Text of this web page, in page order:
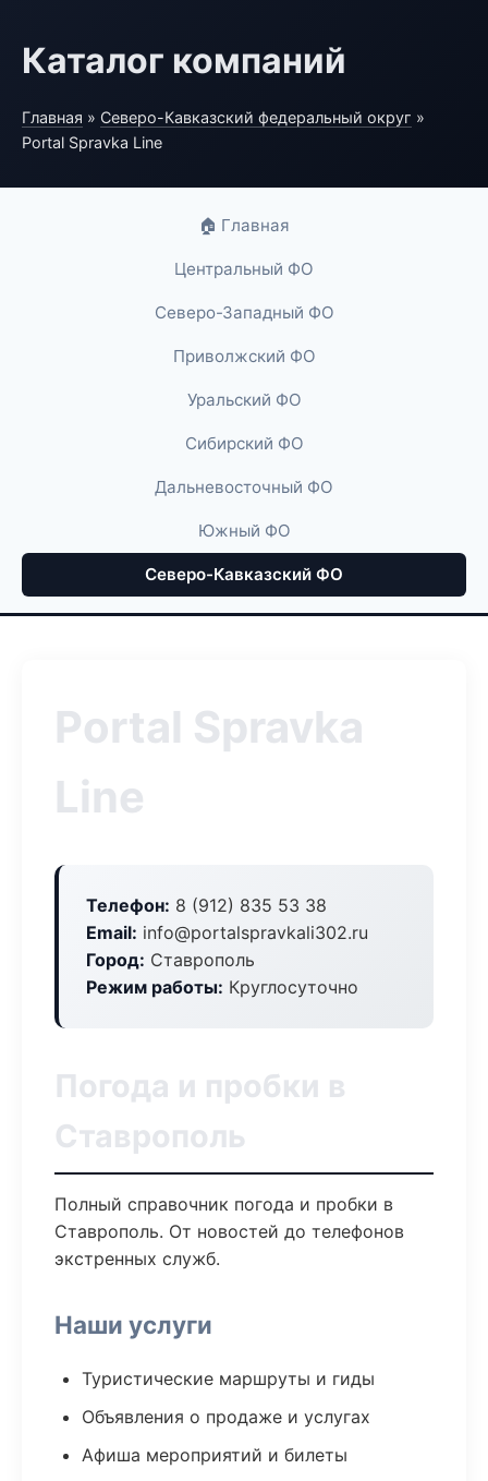
Каталог компаний
Главная » Северо-Кавказский федеральный округ »
Portal Spravka Line
🏠 Главная
Центральный ФО
Северо-Западный ФО
Приволжский ФО
Уральский ФО
Сибирский ФО
Дальневосточный ФО
Южный ФО
Северо-Кавказский ФО
Portal Spravka
Line
Телефон: 8 (912) 835 53 38
Email: info@portalspravkali302.ru
Город: Ставрополь
Режим работы: Круглосуточно
Погода и пробки в
Ставрополь
Полный справочник погода и пробки в
Ставрополь. От новостей до телефонов
экстренных служб.
Наши услуги
Туристические маршруты и гиды
Объявления о продаже и услугах
Афиша мероприятий и билеты